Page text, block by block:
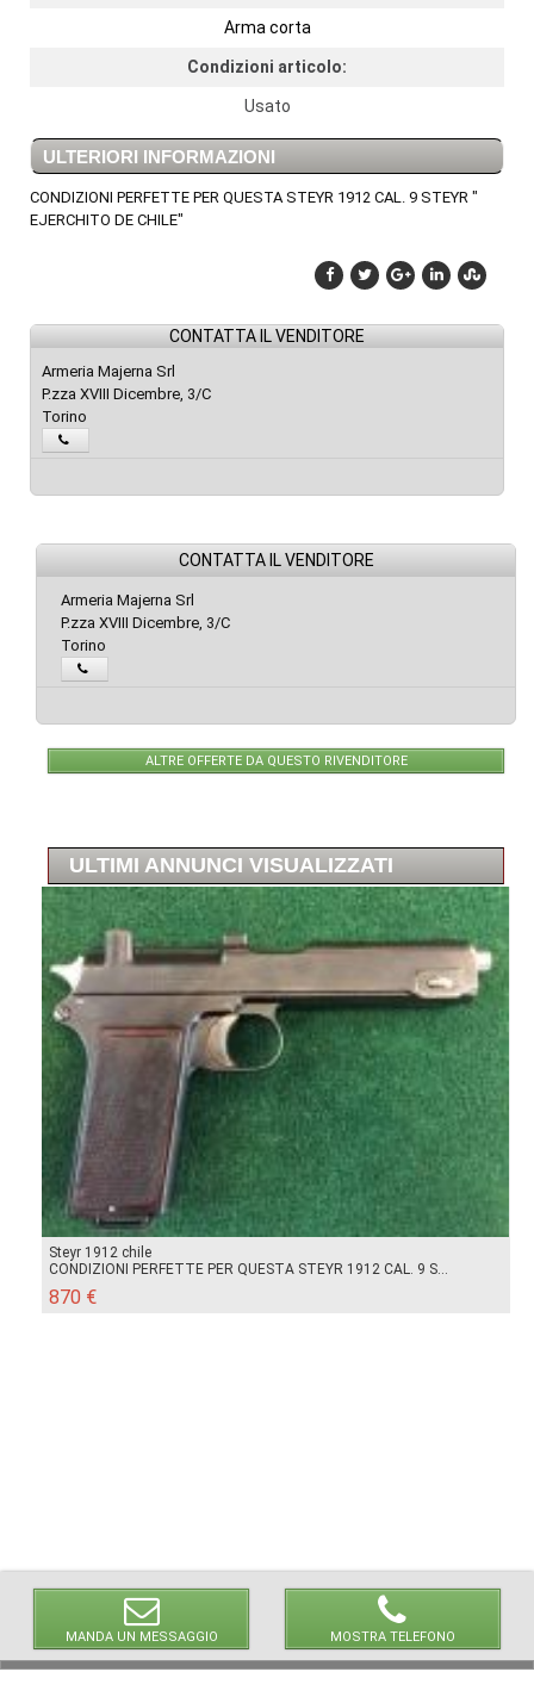
Arma corta
Condizioni articolo:
Usato
ULTERIORI INFORMAZIONI
CONDIZIONI PERFETTE PER QUESTA STEYR 1912 CAL. 9 STEYR "
EJERCHITO DE CHILE"
CONTATTA IL VENDITORE
Armeria Majerna Srl
P.zza XVIII Dicembre, 3/C
Torino
MANDA UN MESSAGGIO MOSTRA TELEFONO
CONTATTA IL VENDITORE
Armeria Majerna Srl
P.zza XVIII Dicembre, 3/C
Torino
ALTRE OFFERTE DA QUESTO RIVENDITORE
ULTIMI ANNUNCI VISUALIZZATI
Steyr 1912 chile
CONDIZIONI PERFETTE PER QUESTA STEYR 1912 CAL. 9 S...
870 €